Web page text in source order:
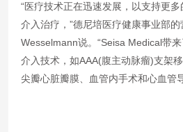
“医疗技术正在迅速发展，以支持更多
介入治疗 ，”德尼培医疗健康事业部
Wesselmann说。“Seisa Medical带
介入技术，如AAA(腹主动脉瘤)支架
尖瓣心脏瓣膜、血管内手术和心血管